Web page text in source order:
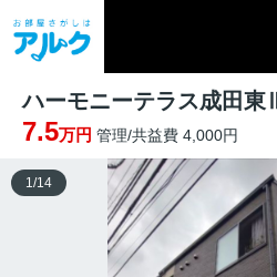
ハーモニーテラス成田東Ⅲ
7.5万円 管理/共益費 4,000円
1 /14